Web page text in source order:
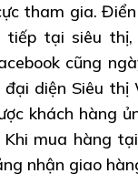
tham gia.
tiếp tại siêu
cũng
diện Siêu thị
khách hàng
mua hàng
nhận giao